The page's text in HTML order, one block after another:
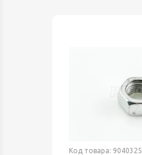
Код товара: 9040325